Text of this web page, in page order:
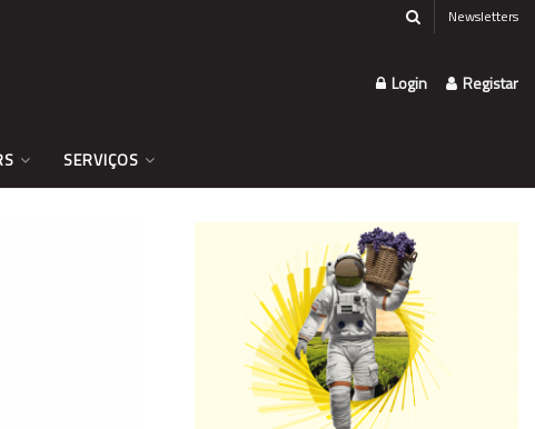
Newsletters
Login Registar
SERVIÇOS